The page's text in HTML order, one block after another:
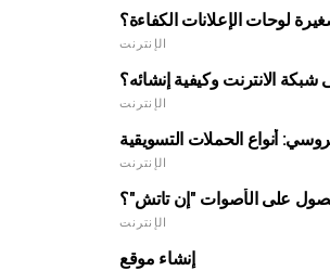
لوحات الإعلانات الكفاءة؟
الإنترنت
شبكة الانترنت وكيفية إنشائه؟
الإنترنت
أنواع الحملات التسويقية
الإنترنت
على الأصوات "إن تاتش"؟
الإنترنت
إنشاء موقع